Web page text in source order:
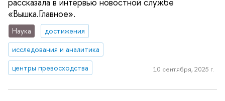
«Вышка.Главное».
Наука
достижения
исследования и аналитика
центры превосходства
10 сентября, 2025 г.